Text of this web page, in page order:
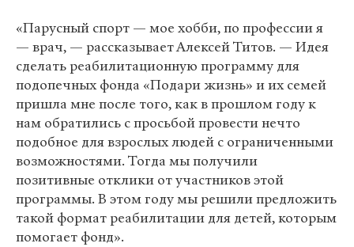
«Парусный спорт — мое хобби, по профессии я
— врач, — рассказывает Алексей Титов. — Идея
сделать реабилитационную программу для
подопечных фонда «Подари жизнь» и их семей
пришла мне после того, как в прошлом году к
нам обратились с просьбой провести нечто
подобное для взрослых людей с ограниченными
возможностями. Тогда мы получили
позитивные отклики от участников этой
программы. В этом году мы решили предложить
такой формат реабилитации для детей, которым
помогает фонд».